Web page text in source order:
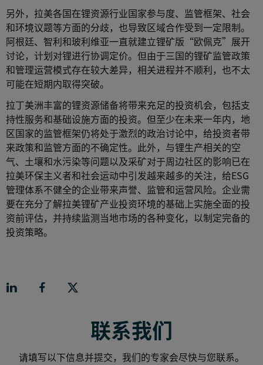
另外，拉美各国在锂资源行业国家参与度、监管框架、社会
和环境议题等方面的分歧，也导致区域合作受到一定限制。
阿根廷、智利和玻利维亚一直就建立锂矿版“欧佩克”展开
讨论，计划对锂进行协调定价。但由于三国的锂矿监管政策
和管理运营模式存在较大差异，相关进程并不顺利，也不太
可能在短期内取得突破。
拉丁美洲丰富的锂资源储备将带来充足的投资机会，包括支
持性服务和基础设施方面的投资。但至少在未来一年内，地
区国家的监管框架仍将处于激烈的政治讨论中，给投资者带
来政策和监管方面的不确定性。此外，与锂生产相关的空
气、土壤和水污染等问题以及采矿对于周边社区的影响已在
拉美环保主义者和社会运动中引发越来越多的关注，给ESG
管理体系不健全的企业带来声誉、监管和运营风险。企业需
要在充分了解拉美锂矿产业投资环境的基础上实施全面的投
资前评估，并持续监测当地市场的各种变化，以制定完备的
投资策略。
联系我们
请填写以下信息并提交，我们的专家会尽快与您联系。